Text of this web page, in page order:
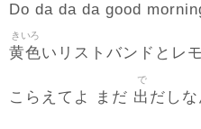
Do da da da good
黄色
きいろ
いリストバンドとレ
こらえてよ まだ 出
で
だし